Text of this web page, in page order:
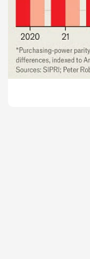
озброєння або
подвійний імпульс
виробничих
сил) .Це може
провокувати або
викликають слабку
Польщі).📝